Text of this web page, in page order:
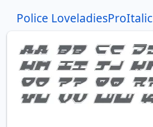
Police LoveladiesProItalic